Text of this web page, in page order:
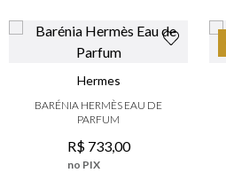
Hermes
BARÉNIA HERMÈS EAU DE
PARFUM
R$ 733,00
no PIX